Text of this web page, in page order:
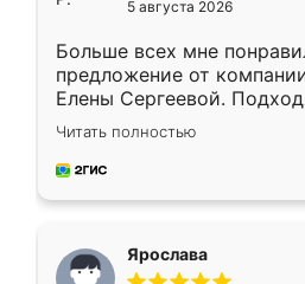
5 августа 2026
Больше всех мне
предложение от
Елены Сергеевой.
короткие сроки
для замера сотрудник
предложил по моему
Читать полностью
Ярослава